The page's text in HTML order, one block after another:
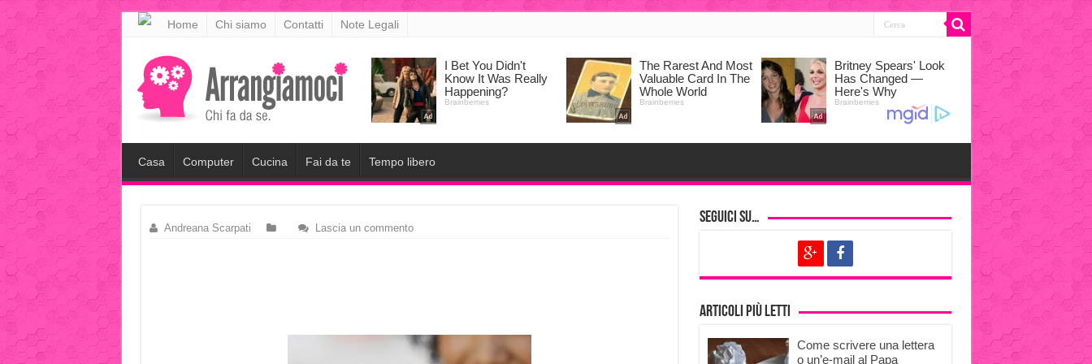
meritking
giriş
kingroyal
giriş
Home Chi siamo Contatti Note Legali
Casa Computer Cucina Fai da te Tempo libero
Andreana Scarpati Lascia un commento
Seguici su…
Articoli più letti
Come scrivere una lettera
o un’e-mail al Papa